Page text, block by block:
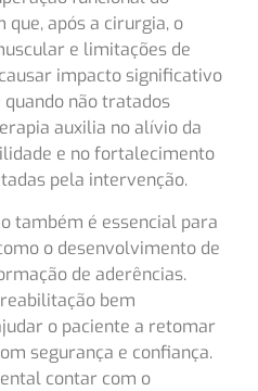
que, após a cirurgia, o
e limitações de
impacto significativo
quando não tratados
auxilia no alívio da
e no fortalecimento
pela intervenção.
também é essencial para
o desenvolvimento de
de aderências.
bem
o paciente a retomar
segurança e confiança.
contar com o